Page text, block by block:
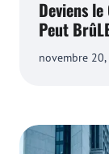
Deviens
Peut
novembre 20,